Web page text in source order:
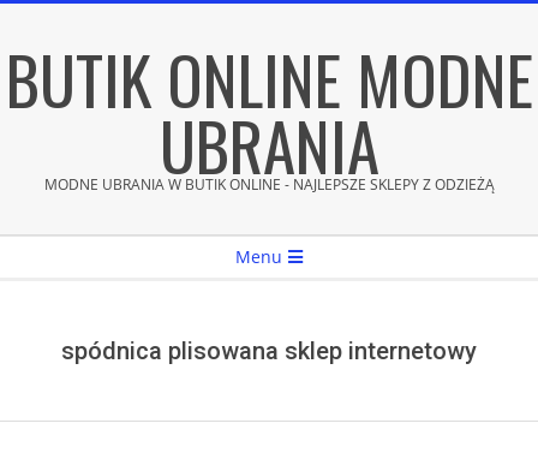
content
BUTIK ONLINE MODNE
UBRANIA
MODNE UBRANIA W BUTIK ONLINE - NAJLEPSZE SKLEPY Z ODZIEŻĄ
Menu
spódnica plisowana sklep internetowy